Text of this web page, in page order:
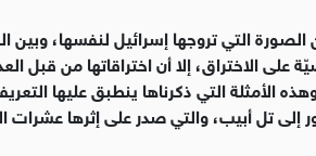
التي تروجها إسرائيل لنفسها،
على الاختراق، إلا أن اختراقاتها من قبل
الأمثلة التي ذكرناها ينطبق عليها
إلى تل أبيب، والتي صدر على إثرها